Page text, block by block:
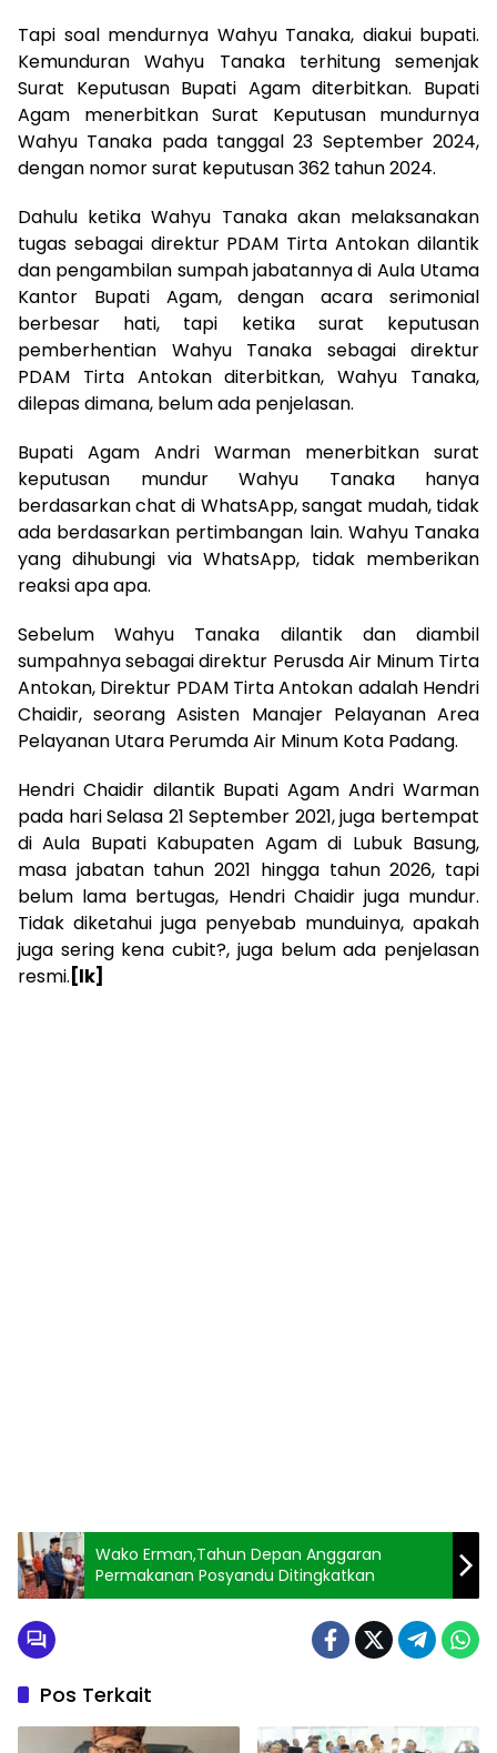
Tapi soal mendurnya Wahyu Tanaka, diakui bupati.
Kemunduran Wahyu Tanaka terhitung semenjak
Surat Keputusan Bupati Agam diterbitkan. Bupati
Agam menerbitkan Surat Keputusan mundurnya
Wahyu Tanaka pada tanggal 23 September 2024,
dengan nomor surat keputusan 362 tahun 2024.
Dahulu ketika Wahyu Tanaka akan melaksanakan
tugas sebagai direktur PDAM Tirta Antokan dilantik
dan pengambilan sumpah jabatannya di Aula Utama
Kantor Bupati Agam, dengan acara serimonial
berbesar hati, tapi ketika surat keputusan
pemberhentian Wahyu Tanaka sebagai direktur
PDAM Tirta Antokan diterbitkan, Wahyu Tanaka,
dilepas dimana, belum ada penjelasan.
Bupati Agam Andri Warman menerbitkan surat
keputusan mundur Wahyu Tanaka hanya
berdasarkan chat di WhatsApp, sangat mudah, tidak
ada berdasarkan pertimbangan lain. Wahyu Tanaka
yang dihubungi via WhatsApp, tidak memberikan
reaksi apa apa.
Sebelum Wahyu Tanaka dilantik dan diambil
sumpahnya sebagai direktur Perusda Air Minum Tirta
Antokan, Direktur PDAM Tirta Antokan adalah Hendri
Chaidir, seorang Asisten Manajer Pelayanan Area
Pelayanan Utara Perumda Air Minum Kota Padang.
Hendri Chaidir dilantik Bupati Agam Andri Warman
pada hari Selasa 21 September 2021, juga bertempat
di Aula Bupati Kabupaten Agam di Lubuk Basung,
masa jabatan tahun 2021 hingga tahun 2026, tapi
belum lama bertugas, Hendri Chaidir juga mundur.
Tidak diketahui juga penyebab munduinya, apakah
juga sering kena cubit?, juga belum ada penjelasan
resmi. [lk]
Wako Erman,Tahun Depan Anggaran
Permakanan Posyandu Ditingkatkan
Pos Terkait